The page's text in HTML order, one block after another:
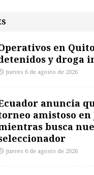
en
y droga
jueves 6 de agosto de 2026
anuncia
amistoso en
busca
jueves 6 de agosto de 2026